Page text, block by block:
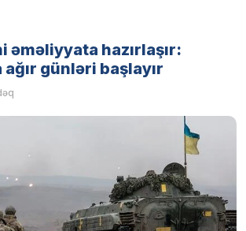
əməliyyata hazırlaşır:
günləri başlayır